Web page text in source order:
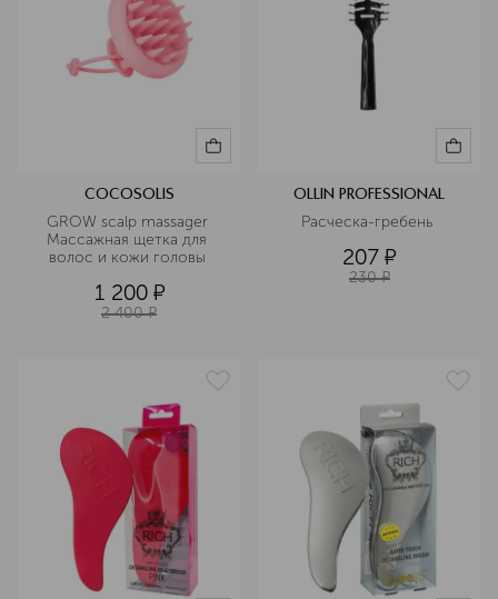
COCOSOLIS
GROW scalp massager
Массажная щетка для
1 200 ¤
2 400 ¤
OLLIN PROFESSIONAL
207 ¤
230 ¤